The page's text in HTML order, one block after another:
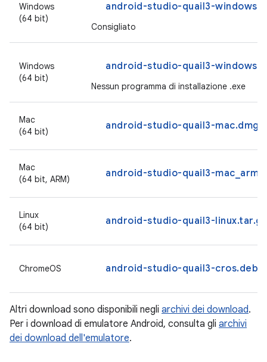
Windows
(64 bit)
android-studio-quail3-
Consigliato
Windows
(64 bit)
android-studio-quail3-
Nessun programma di installazione .exe
Mac
(64 bit)
android-studio-quail3-mac.dmg
Mac
(64 bit, ARM)
android-studio-quail3-
Linux
(64 bit)
android-studio-quail3-linux.tar.gz
ChromeOS android-studio-quail3-cros.deb
Altri download sono disponibili negli archivi dei download.
Per i download di emulatore Android, consulta gli archivi
dei download dell'emulatore.